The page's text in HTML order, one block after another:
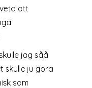
att
jag såå
skulle ju göra
som